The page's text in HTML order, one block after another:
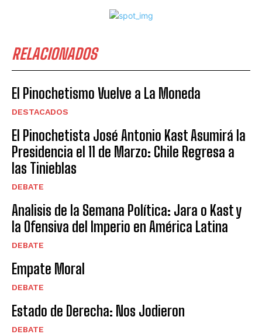
RELACIONADOS
El Pinochetismo Vuelve a La Moneda
DESTACADOS
El Pinochetista José Antonio Kast Asumirá la
Presidencia el 11 de Marzo: Chile Regresa a
las Tinieblas
DEBATE
Analisis de la Semana Política: Jara o Kast y
la Ofensiva del Imperio en América Latina
DEBATE
Empate Moral
DEBATE
Estado de Derecha: Nos Jodieron
DEBATE